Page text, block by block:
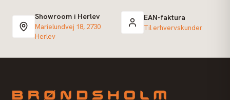
Showroom i Herlev
Marielundvej 18, 2730
Herlev
EAN-faktura
Til erhvervskunder